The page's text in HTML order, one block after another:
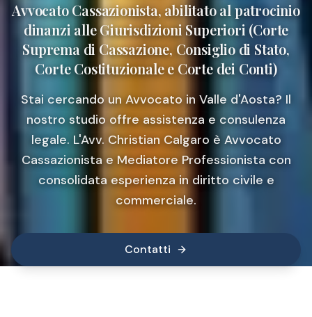
Avvocato Cassazionista, abilitato al patrocinio
dinanzi alle Giurisdizioni Superiori (Corte
Suprema di Cassazione, Consiglio di Stato,
Corte Costituzionale e Corte dei Conti)
Stai cercando un Avvocato in Valle d'Aosta? Il
nostro studio offre assistenza e consulenza
legale. L'Avv. Christian Calgaro è Avvocato
Cassazionista e Mediatore Professionista con
consolidata esperienza in diritto civile e
commerciale.
Contatti